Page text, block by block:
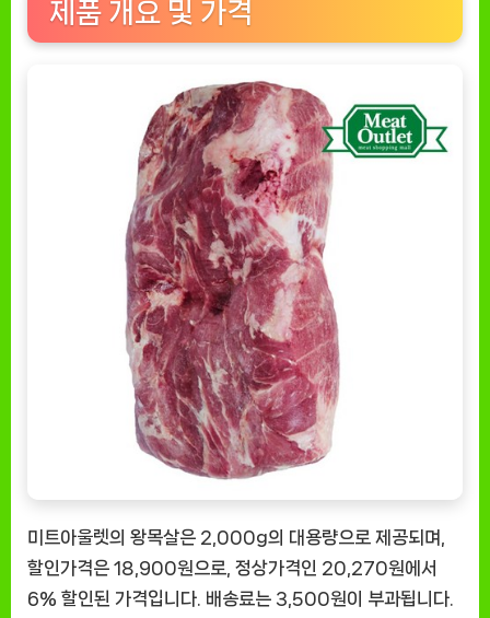
미
의
깊
은
제품 개요 및 가격
미트아울렛의 왕목살은 2,000g의 대용량으로 제공되며,
할인가격은 18,900원으로, 정상가격인 20,270원에서
6% 할인된 가격입니다. 배송료는 3,500원이 부과됩니다.